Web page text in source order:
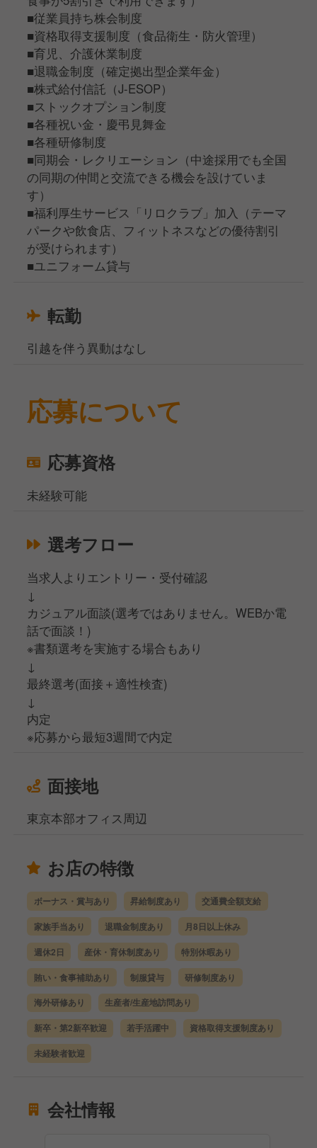
■従業員持ち株会制度
■資格取得支援制度（食品衛生・防火管理）
■育児、介護休業制度
■退職金制度（確定拠出型企業年金）
■株式給付信託（J-ESOP）
■ストックオプション制度
■各種祝い金・慶弔見舞金
■各種研修制度
■同期会・レクリエーション（中途採用でも全国
の同期の仲間と交流できる機会を設けていま
す）
■福利厚生サービス「リロクラブ」加入（テーマ
パークや飲食店、フィットネスなどの優待割引
が受けられます）
■ユニフォーム貸与
転勤
引越を伴う異動はなし
応募について
応募資格
未経験可能
選考フロー
当求人よりエントリー・受付確認
↓
カジュアル面談(選考ではありません。WEBか電
話で面談！)
※書類選考を実施する場合もあり
↓
最終選考(面接＋適性検査)
↓
内定
※応募から最短3週間で内定
面接地
東京本部オフィス周辺
お店の特徴
ボーナス・賞与あり 昇給制度あり 交通費全額支給
家族手当あり 退職金制度あり 月8日以上休み
週休2日 産休・育休制度あり 特別休暇あり
賄い・食事補助あり 制服貸与 研修制度あり
海外研修あり 生産者/生産地訪問あり
新卒・第2新卒歓迎 若手活躍中 資格取得支援制度あり
未経験者歓迎
会社情報